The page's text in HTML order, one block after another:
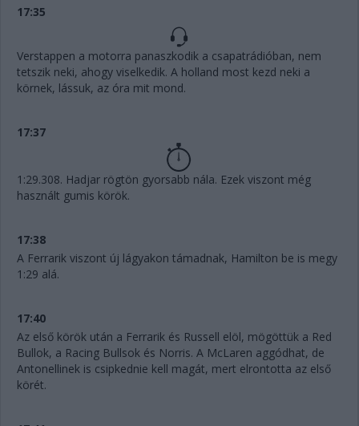
17:35
Verstappen a motorra panaszkodik a csapatrádióban, nem
tetszik neki, ahogy viselkedik. A holland most kezd neki a
körnek, lássuk, az óra mit mond.
17:37
1:29.308. Hadjar rögtön gyorsabb nála. Ezek viszont még
használt gumis körök.
17:38
A Ferrarik viszont új lágyakon támadnak, Hamilton be is megy
1:29 alá.
17:40
Az első körök után a Ferrarik és Russell elöl, mögöttük a Red
Bullok, a Racing Bullsok és Norris. A McLaren aggódhat, de
Antonellinek is csipkednie kell magát, mert elrontotta az első
körét.